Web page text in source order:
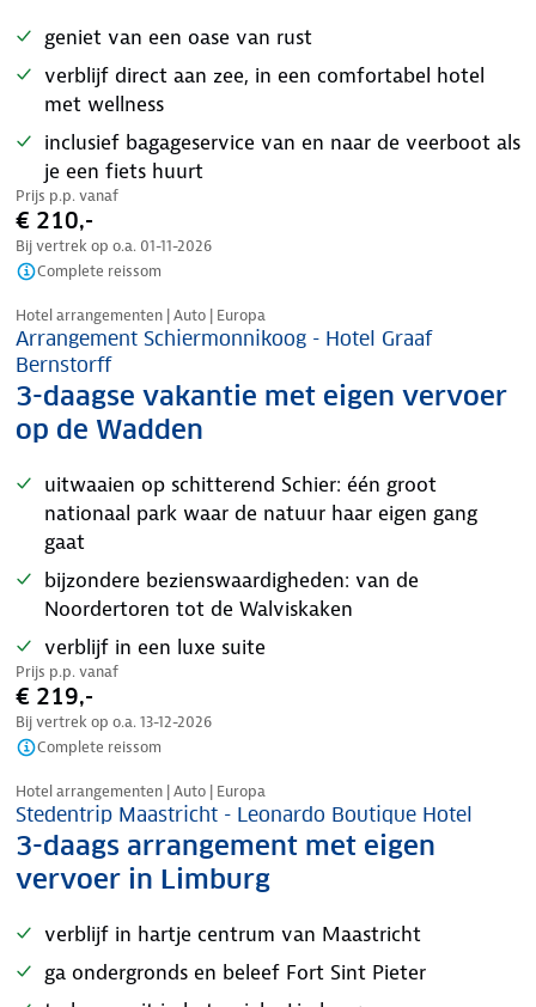
geniet van een oase van rust
verblijf direct aan zee, in een comfortabel hotel
met wellness
inclusief bagageservice van en naar de veerboot als
je een fiets huurt
Prijs p.p. vanaf
€ 210,-
Bij vertrek op o.a. 01-11-2026
Complete reissom
Nazomer korting
Hotel arrangementen | Auto | Europa
Arrangement Schiermonnikoog - Hotel Graaf
Bernstorff
3-daagse vakantie met eigen vervoer
op de Wadden
uitwaaien op schitterend Schier: één groot
nationaal park waar de natuur haar eigen gang
gaat
bijzondere bezienswaardigheden: van de
Noordertoren tot de Walviskaken
verblijf in een luxe suite
Prijs p.p. vanaf
€ 219,-
Bij vertrek op o.a. 13-12-2026
Complete reissom
Nazomer korting
Hotel arrangementen | Auto | Europa
Stedentrip Maastricht - Leonardo Boutique Hotel
3-daags arrangement met eigen
vervoer in Limburg
verblijf in hartje centrum van Maastricht
ga ondergronds en beleef Fort Sint Pieter